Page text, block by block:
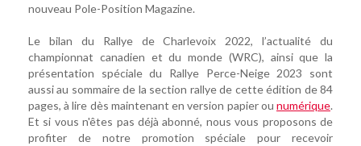
nouveau Pole-Position Magazine.
Le bilan du Rallye de Charlevoix 2022, l’actualité du
championnat canadien et du monde (WRC), ainsi que la
présentation spéciale du Rallye Perce-Neige 2023 sont
aussi au sommaire de la section rallye de cette édition de 84
pages, à lire dès maintenant en version papier ou numérique.
Et si vous n'êtes pas déjà abonné, nous vous proposons de
profiter de notre promotion spéciale pour recevoir